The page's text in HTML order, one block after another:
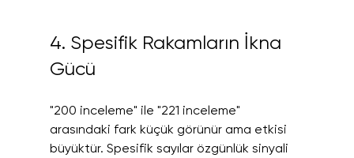
4. Spesifik Rakamların İkna
Gücü
"200 inceleme" ile "221 inceleme"
arasındaki fark küçük görünür ama etkisi
büyüktür. Spesifik sayılar özgünlük sinyali